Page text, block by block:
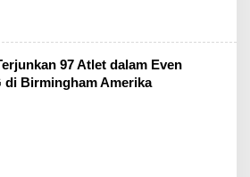
97 Atlet dalam Even
di Birmingham Amerika